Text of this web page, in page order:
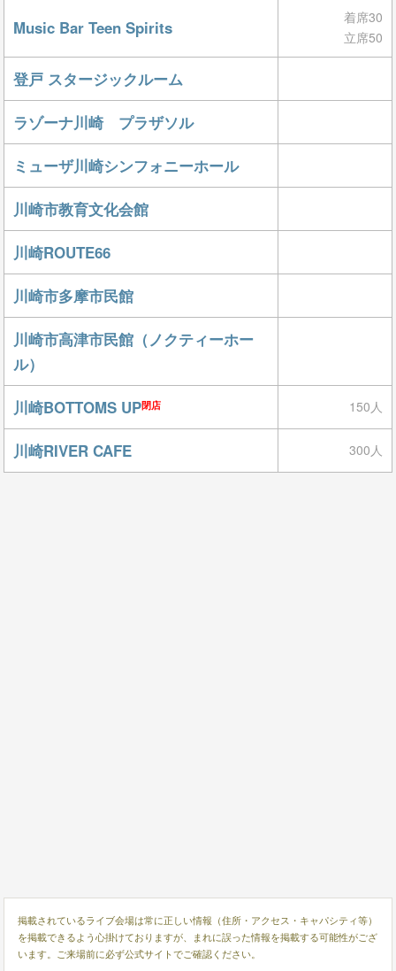
Music Bar Teen Spirits
着席30
立席50
登戸 スタージックルーム
ラゾーナ川崎 プラザソル
ミューザ川崎シンフォニーホール
川崎市教育文化会館
川崎ROUTE66
川崎市多摩市民館
川崎市高津市民館（ノクティーホー
ル）
川崎BOTTOMS UP閉店 150人
川崎RIVER CAFE 300人
掲載されているライブ会場は常に正しい情報（住所・アクセス・キャパシティ等）
を掲載できるよう心掛けておりますが、まれに誤った情報を掲載する可能性がござ
います。ご来場前に必ず公式サイトでご確認ください。